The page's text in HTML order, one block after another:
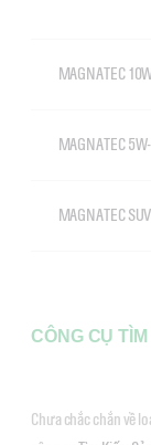
MAGNATEC
MAGNATEC
MAGNATEC
CÔNG CỤ
Chưa chắc chắn về